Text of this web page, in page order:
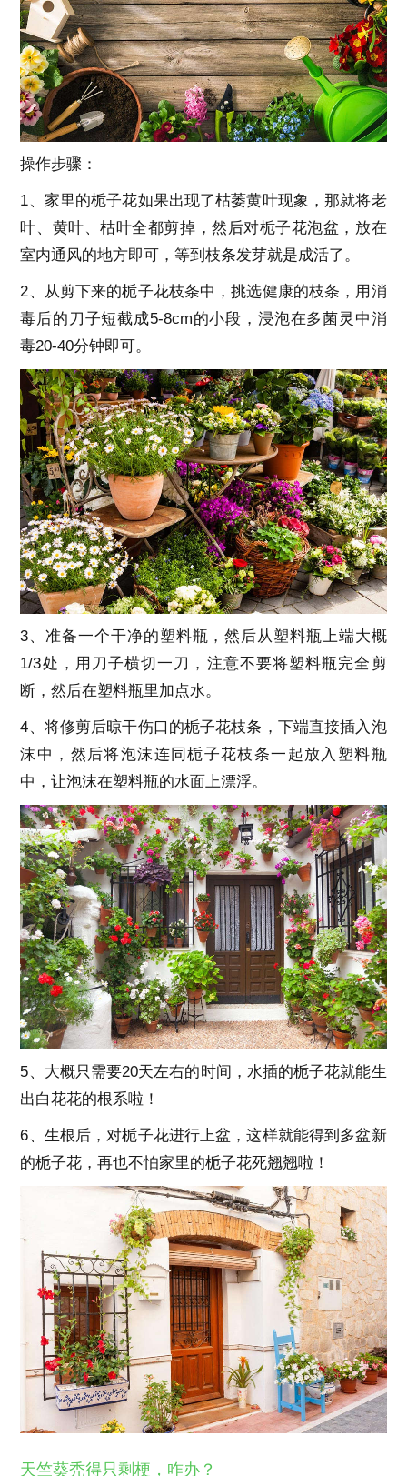
操作步骤：
1、家里的栀子花如果出现了枯萎黄叶现象，那就将老
叶、黄叶、枯叶全都剪掉，然后对栀子花泡盆，放在
室内通风的地方即可，等到枝条发芽就是成活了。
2、从剪下来的栀子花枝条中，挑选健康的枝条，用消
毒后的刀子短截成5-8cm的小段，浸泡在多菌灵中消
毒20-40分钟即可。
3、准备一个干净的塑料瓶，然后从塑料瓶上端大概
1/3处，用刀子横切一刀，注意不要将塑料瓶完全剪
断，然后在塑料瓶里加点水。
4、将修剪后晾干伤口的栀子花枝条，下端直接插入泡
沫中，然后将泡沫连同栀子花枝条一起放入塑料瓶
中，让泡沫在塑料瓶的水面上漂浮。
5、大概只需要20天左右的时间，水插的栀子花就能生
出白花花的根系啦！
6、生根后，对栀子花进行上盆，这样就能得到多盆新
的栀子花，再也不怕家里的栀子花死翘翘啦！
天竺葵秃得只剩梗，咋办？